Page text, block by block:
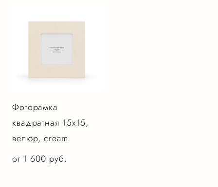
Фоторамка
квадратная 15х15,
велюр, cream
от 1 600 pуб.